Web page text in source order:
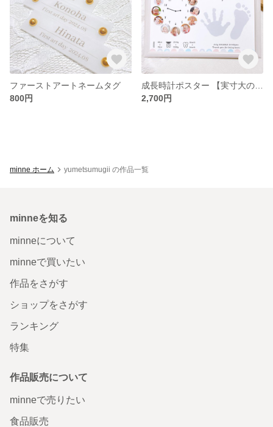
ファーストアートネームタグ
800円
2,700円
minne ホーム yumetsumugii の作品一覧
minneを知る
minneについて
minneで買いたい
作品をさがす
ショップをさがす
ランキング
特集
作品販売について
minneで売りたい
食品販売